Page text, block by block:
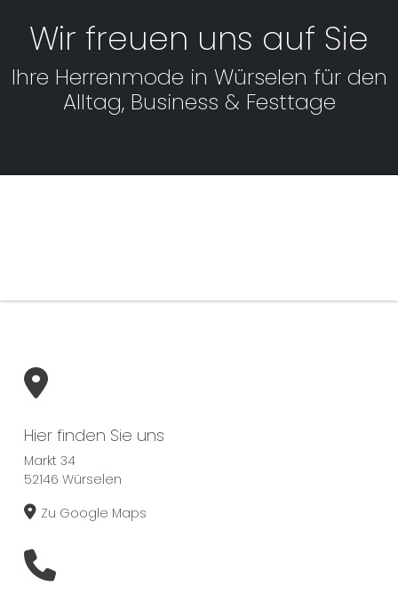
Wir freuen uns auf Sie
Ihre Herrenmode in Würselen für den
Alltag, Business & Festtage
Hier finden Sie uns
Markt 34
52146 Würselen
Zu Google Maps